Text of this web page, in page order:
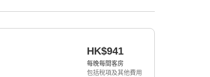
HK$941
每晚每間客房
包括稅項及其他費用